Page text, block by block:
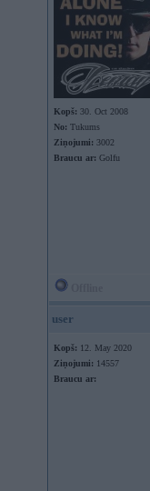
Kopš: 30. Oct 2008
No: Tukums
Ziņojumi: 3002
Braucu ar: Golfu
user
Kopš: 12. May 2020
Ziņojumi: 14557
Braucu ar: